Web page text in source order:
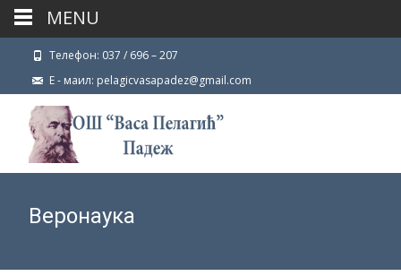
Телефон: 037 / 696 – 207
Е - маил: pelagicvasapadez@gmail.com
Веронаука
MENU